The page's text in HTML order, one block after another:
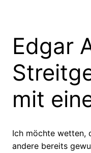
Edgar
mit
Ich möchte wetten,
andere bereits